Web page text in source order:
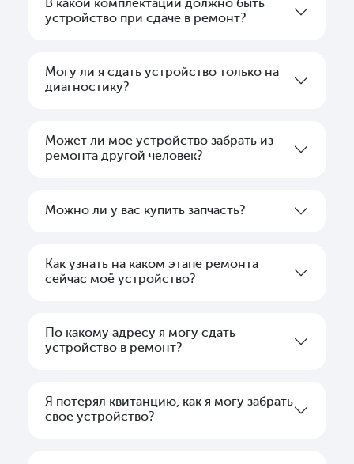
В какой комплектации должно быть
устройство при сдаче в ремонт?
Могу ли я сдать устройство только на
диагностику?
Может ли мое устройство забрать из
ремонта другой человек?
Можно ли у вас купить запчасть?
Как узнать на каком этапе ремонта
сейчас моё устройство?
По какому адресу я могу сдать
устройство в ремонт?
Я потерял квитанцию, как я могу забрать
свое устройство?